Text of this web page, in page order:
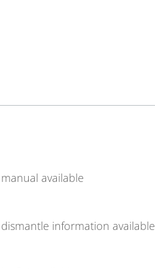
available
information available